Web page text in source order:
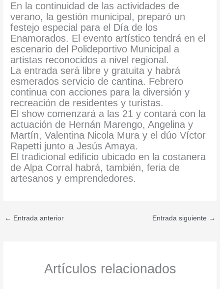
En la continuidad de las actividades de
verano, la gestión municipal, preparó un
festejo especial para el Día de los
Enamorados. El evento artístico tendrá en el
escenario del Polideportivo Municipal a
artistas reconocidos a nivel regional.
La entrada será libre y gratuita y habrá
esmerados servicio de cantina. Febrero
continua con acciones para la diversión y
recreación de residentes y turistas.
El show comenzará a las 21 y contará con la
actuación de Hernán Marengo, Angelina y
Martín, Valentina Nicola Mura y el dúo Víctor
Rapetti junto a Jesús Amaya.
El tradicional edificio ubicado en la costanera
de Alpa Corral habrá, también, feria de
artesanos y emprendedores.
← Entrada anterior Entrada siguiente →
Artículos relacionados